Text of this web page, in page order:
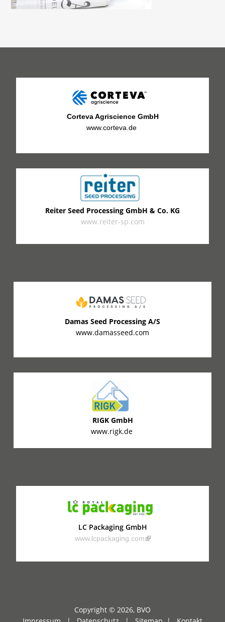
Corteva Agriscience GmbH
www.corteva.de
Reiter Seed Processing GmbH & Co. KG
www.reiter-sp.com
Damas Seed Processing A/S
www.damasseed.com
RIGK GmbH
www.rigk.de
LC Packaging GmbH
www.lcpackaging.com(link is external)
Copyright © 2026, BVO